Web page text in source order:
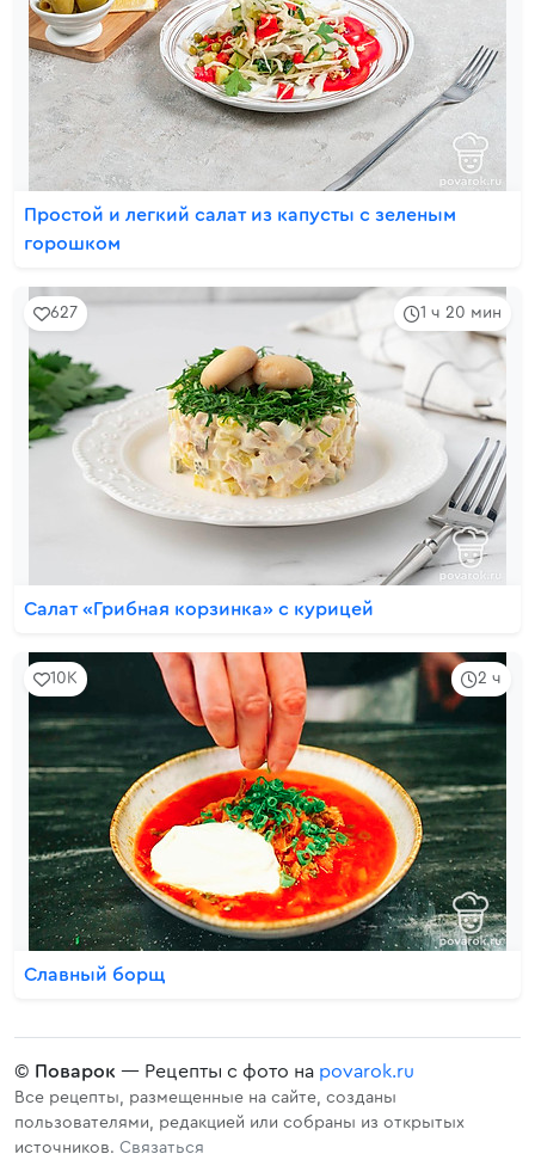
Простой и легкий салат из капусты с зеленым
горошком
1 ч 20 мин
627
Салат «Грибная корзинка» с курицей
2 ч
10K
Славный борщ
© Поварок — Рецепты с фото на povarok.ru
Все рецепты, размещенные на сайте, созданы
пользователями, редакцией или собраны из открытых
источников. Связаться